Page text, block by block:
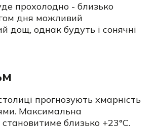
прохолодно - близько
дня можливий
дощ, однак будуть і сонячні
прогнозують хмарність
Максимальна
близько +23°C.